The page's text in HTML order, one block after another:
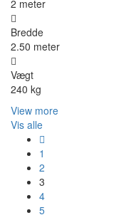
2 meter
Bredde
2.50 meter
Vægt
240 kg
View more
Vis alle
1
2
3
4
5